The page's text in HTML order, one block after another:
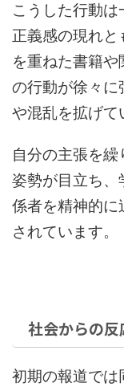
こうした行動
正義感の現れ
を重ねた書籍
の行動が徐々に
や混乱を拡げて
自分の主張を
姿勢が目立ち、
係者を精神的に
されています。
社会からの
初期の報道では